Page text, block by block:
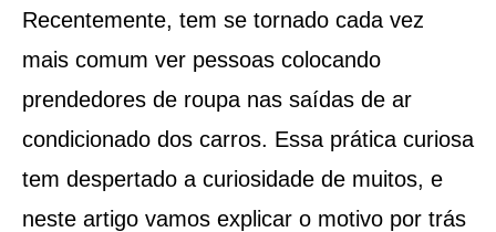
Recentemente, tem se tornado cada vez
mais comum ver pessoas colocando
prendedores de roupa nas saídas de ar
condicionado dos carros. Essa prática curiosa
tem despertado a curiosidade de muitos, e
neste artigo vamos explicar o motivo por trás